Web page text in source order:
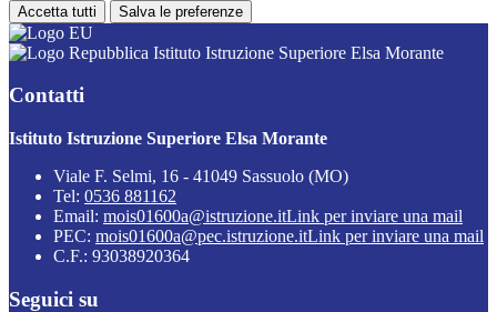
Accetta tutti Salva le preferenze
Istituto Istruzione Superiore Elsa Morante
Contatti
Istituto Istruzione Superiore Elsa Morante
Viale F. Selmi, 16 - 41049 Sassuolo (MO)
Tel: 0536 881162
Email: mois01600a@istruzione.itLink per inviare una mail
PEC: mois01600a@pec.istruzione.itLink per inviare una mail
C.F.: 93038920364
Seguici su